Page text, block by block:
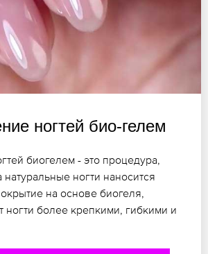
ногтей био-гелем
биогелем - это процедура,
натуральные ногти наносится
на основе биогеля,
ногти более крепкими, гибкими и